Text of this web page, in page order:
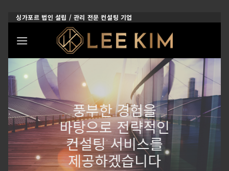
Skip
content
싱가포르 법인 설립 / 관리 전문 컨설팅 기업
풍부한 경험을
바탕으로 전략적인
컨설팅 서비스를
제공하겠습니다